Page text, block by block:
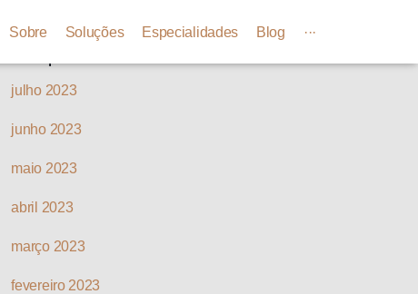
Sobre Soluções Especialidades Blog ···
Arquivos
julho 2023
junho 2023
maio 2023
abril 2023
março 2023
fevereiro 2023